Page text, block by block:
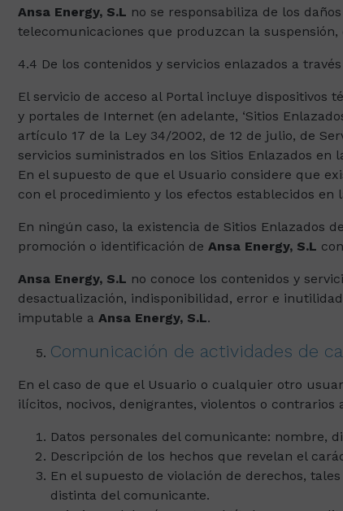
Ansa Energy, S.L no se responsabiliza de los
telecomunicaciones que produzcan la
4.4 De los contenidos y servicios enlazados a
El servicio de acceso al Portal incluye
y portales de Internet (en adelante, ‘Sitios
artículo 17 de la Ley 34/2002, de 12 de julio, de
servicios suministrados en los Sitios Enlazados
En el supuesto de que el Usuario considere que
con el procedimiento y los efectos establecidos
En ningún caso, la existencia de Sitios Enlazados
promoción o identificación de Ansa Energy, S.L
Ansa Energy, S.L no conoce los contenidos y
desactualización, indisponibilidad, error e
imputable a Ansa Energy, S.L.
Comunicación de actividades de
En el caso de que el Usuario o cualquier otro
ilícitos, nocivos, denigrantes, violentos o
Datos personales del comunicante: nombre,
Descripción de los hechos que revelan el
En el supuesto de violación de derechos,
distinta del comunicante.